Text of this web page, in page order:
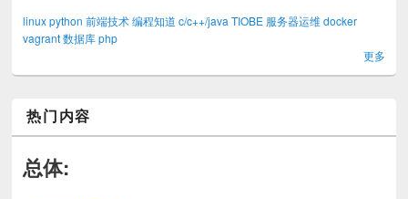
linux python 前端技术 编程知道 c/c++/java TIOBE 服务器运维 docker
vagrant 数据库 php
更多
热门内容
总体: